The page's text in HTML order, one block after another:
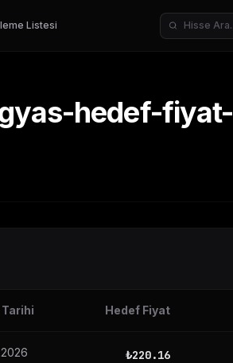
Listesi
hedef-fiyat-
Tarihi Hedef Fiyat
₺220.16